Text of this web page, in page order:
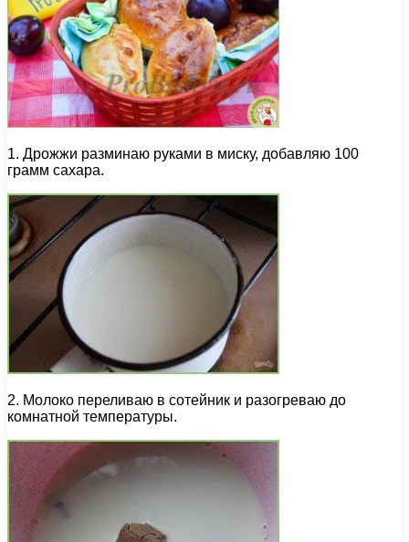
1. Дрожжи разминаю руками в миску, добавляю 100
грамм сахара.
2. Молоко переливаю в сотейник и разогреваю до
комнатной температуры.